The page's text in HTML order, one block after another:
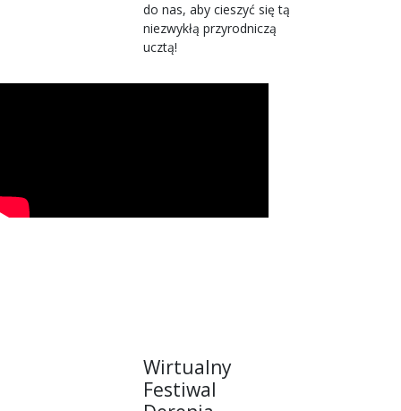
do nas, aby cieszyć się tą
niezwykłą przyrodniczą
ucztą!
Wirtualny
Festiwal